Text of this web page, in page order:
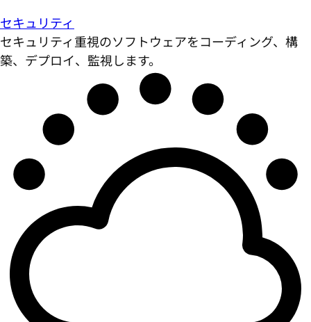
セキュリティ
セキュリティ重視のソフトウェアをコーディング、構
築、デプロイ、監視します。